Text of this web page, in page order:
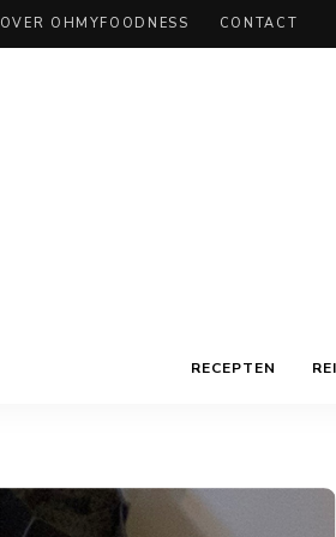
OVER OHMYFOODNESS CONTACT
RECEPTEN